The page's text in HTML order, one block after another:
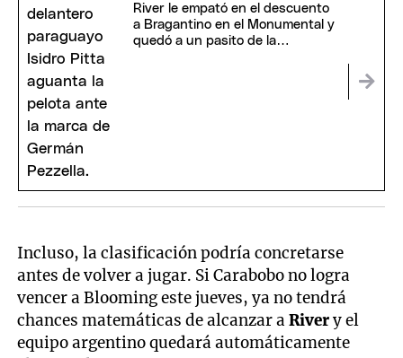
River le empató en el descuento
a Bragantino en el Monumental y
quedó a un pasito de la
Incluso, la clasificación podría concretarse
antes de volver a jugar. Si Carabobo no logra
vencer a Blooming este jueves, ya no tendrá
chances matemáticas de alcanzar aRivery el
equipo argentino quedará automáticamente